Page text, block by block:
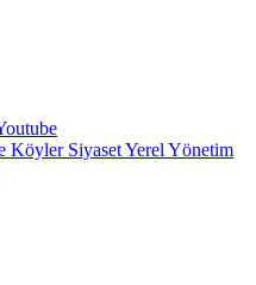
KöylerSiyasetYerel Yönetim